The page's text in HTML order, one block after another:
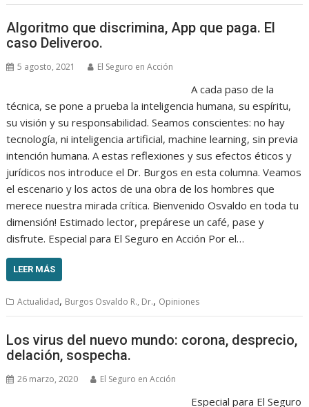
Algoritmo que discrimina, App que paga. El
caso Deliveroo.
5 agosto, 2021 El Seguro en Acción
A cada paso de la
técnica, se pone a prueba la inteligencia humana, su espíritu,
su visión y su responsabilidad. Seamos conscientes: no hay
tecnología, ni inteligencia artificial, machine learning, sin previa
intención humana. A estas reflexiones y sus efectos éticos y
jurídicos nos introduce el Dr. Burgos en esta columna. Veamos
el escenario y los actos de una obra de los hombres que
merece nuestra mirada crítica. Bienvenido Osvaldo en toda tu
dimensión! Estimado lector, prepárese un café, pase y
disfrute. Especial para El Seguro en Acción Por el…
LEER MÁS
Actualidad, Burgos Osvaldo R., Dr., Opiniones
Los virus del nuevo mundo: corona, desprecio,
delación, sospecha.
26 marzo, 2020 El Seguro en Acción
Especial para El Seguro